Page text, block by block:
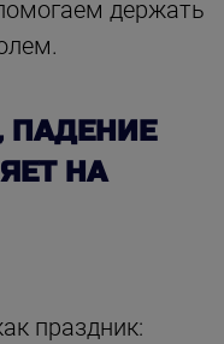
держать
НА
праздник: